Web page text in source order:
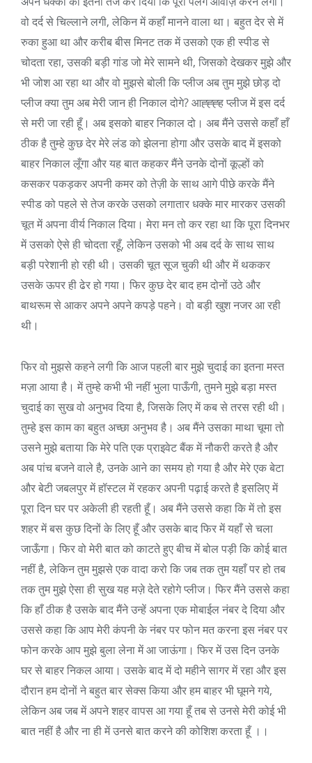
वो दर्द से चिल्लाने लगी, लेकिन में कहाँ मानने वाला था। बहुत देर से में
रुका हुआ था और करीब बीस मिनट तक में उसको एक ही स्पीड से
चोदता रहा, उसकी बड़ी गांड जो मेरे सामने थी, जिसको देखकर मुझे और
भी जोश आ रहा था और वो मुझसे बोली कि प्लीज अब तुम मुझे छोड़ दो
प्लीज क्या तुम अब मेरी जान ही निकाल दोगे? आह्ह्ह्ह प्लीज में इस दर्द
से मरी जा रही हूँ। अब इसको बाहर निकाल दो। अब मैंने उससे कहाँ हाँ
ठीक है तुम्हे कुछ देर मेरे लंड को झेलना होगा और उसके बाद में इसको
बाहर निकाल लूँगा और यह बात कहकर मैंने उनके दोनों कूल्हों को
कसकर पकड़कर अपनी कमर को तेज़ी के साथ आगे पीछे करके मैंने
स्पीड को पहले से तेज करके उसको लगातार धक्के मार मारकर उसकी
चूत में अपना वीर्य निकाल दिया। मेरा मन तो कर रहा था कि पूरा दिनभर
में उसको ऐसे ही चोदता रहूँ, लेकिन उसको भी अब दर्द के साथ साथ
बड़ी परेशानी हो रही थी। उसकी चूत सूज चुकी थी और में थककर
उसके ऊपर ही ढेर हो गया। फिर कुछ देर बाद हम दोनों उठे और
बाथरूम से आकर अपने अपने कपड़े पहने। वो बड़ी खुश नजर आ रही
थी।
फिर वो मुझसे कहने लगी कि आज पहली बार मुझे चुदाई का इतना मस्त
मज़ा आया है। में तुम्हे कभी भी नहीं भुला पाऊँगी, तुमने मुझे बड़ा मस्त
चुदाई का सुख वो अनुभव दिया है, जिसके लिए में कब से तरस रही थी।
तुम्हे इस काम का बहुत अच्छा अनुभव है। अब मैंने उसका माथा चूमा तो
उसने मुझे बताया कि मेरे पति एक प्राइवेट बैंक में नौकरी करते है और
अब पांच बजने वाले है, उनके आने का समय हो गया है और मेरे एक बेटा
और बेटी जबलपुर में हॉस्टल में रहकर अपनी पढ़ाई करते है इसलिए में
पूरा दिन घर पर अकेली ही रहती हूँ। अब मैंने उससे कहा कि में तो इस
शहर में बस कुछ दिनों के लिए हूँ और उसके बाद फिर में यहाँ से चला
जाऊँगा। फिर वो मेरी बात को काटते हुए बीच में बोल पड़ी कि कोई बात
नहीं है, लेकिन तुम मुझसे एक वादा करो कि जब तक तुम यहाँ पर हो तब
तक तुम मुझे ऐसा ही सुख यह मज़े देते रहोगे प्लीज। फिर मैंने उससे कहा
कि हाँ ठीक है उसके बाद मैंने उन्हें अपना एक मोबाईल नंबर दे दिया और
उससे कहा कि आप मेरी कंपनी के नंबर पर फोन मत करना इस नंबर पर
फोन करके आप मुझे बुला लेना में आ जाऊंगा। फिर में उस दिन उनके
घर से बाहर निकल आया। उसके बाद में दो महीने सागर में रहा और इस
दौरान हम दोनों ने बहुत बार सेक्स किया और हम बाहर भी घूमने गये,
लेकिन अब जब में अपने शहर वापस आ गया हूँ तब से उनसे मेरी कोई भी
बात नहीं है और ना ही में उनसे बात करने की कोशिश करता हूँ ।।